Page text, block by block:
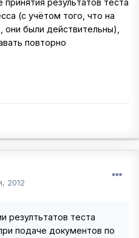
результатов теста
(с учётом того, что на
были действительны),
повторно
2012
резултьтатов теста
подаче документов по